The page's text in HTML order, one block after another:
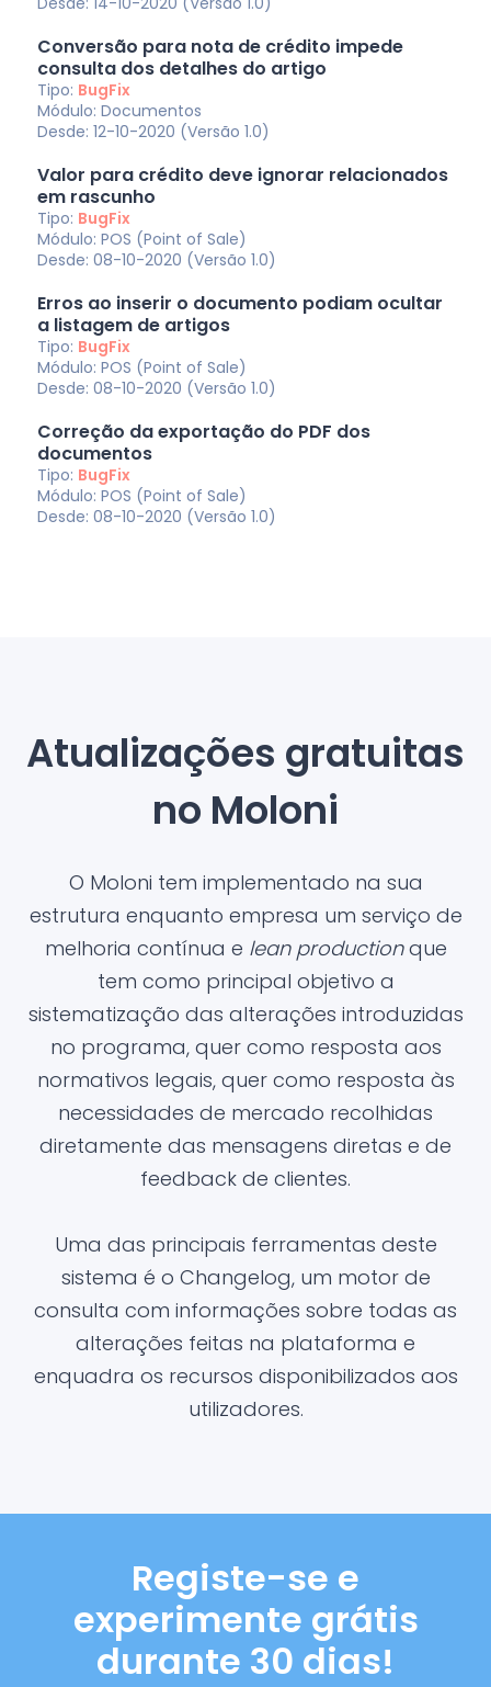
Conversão para nota de crédito impede
consulta dos detalhes do artigo
Tipo: BugFix
Módulo: Documentos
Desde: 12-10-2020 (Versão 1.0)
Valor para crédito deve ignorar relacionados
em rascunho
Tipo: BugFix
Módulo: POS (Point of Sale)
Desde: 08-10-2020 (Versão 1.0)
Erros ao inserir o documento podiam ocultar
a listagem de artigos
Tipo: BugFix
Módulo: POS (Point of Sale)
Desde: 08-10-2020 (Versão 1.0)
Correção da exportação do PDF dos
documentos
Tipo: BugFix
Módulo: POS (Point of Sale)
Desde: 08-10-2020 (Versão 1.0)
Atualizações gratuitas
no Moloni
O Moloni tem implementado na sua
estrutura enquanto empresa um serviço de
melhoria contínua e lean productionque
tem como principal objetivo a
sistematização das alterações introduzidas
no programa, quer como resposta aos
normativos legais, quer como resposta às
necessidades de mercado recolhidas
diretamente das mensagens diretas e de
feedback de clientes.
Uma das principais ferramentas deste
sistema é o Changelog, um motor de
consulta com informações sobre todas as
alterações feitas na plataforma e
enquadra os recursos disponibilizados aos
utilizadores.
Registe-se e
experimente grátis
durante 30 dias!